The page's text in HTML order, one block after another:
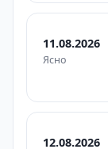
11.08.2026
Ясно
12.08.2026